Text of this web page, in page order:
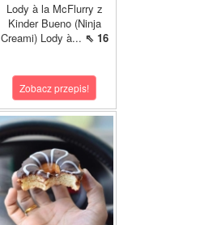
Lody à la McFlurry z
Kinder Bueno (Ninja
Creami) Lody à... ⇖ 16
Zobacz przepis!